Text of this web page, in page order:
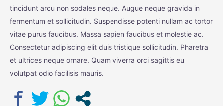
tincidunt arcu non sodales neque. Augue neque gravida in
fermentum et sollicitudin. Suspendisse potenti nullam ac tortor
vitae purus faucibus. Massa sapien faucibus et molestie ac.
Consectetur adipiscing elit duis tristique sollicitudin. Pharetra
et ultrices neque ornare. Quam viverra orci sagittis eu
volutpat odio facilisis mauris.